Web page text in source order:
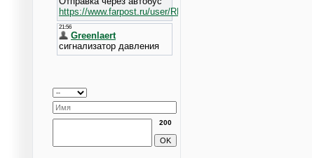
200